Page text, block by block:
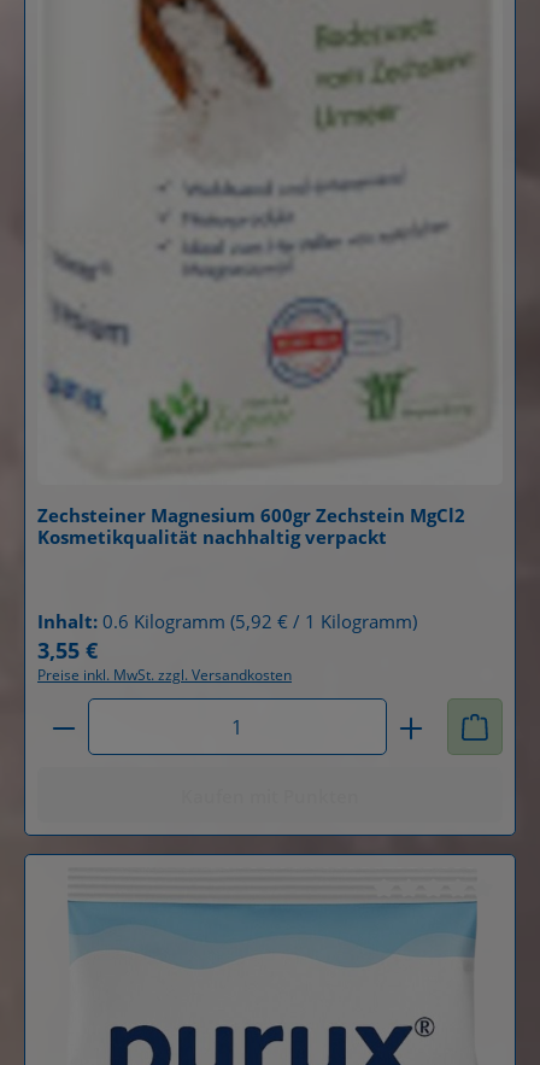
Details
Zechsteiner Magnesium 600gr Zechstein MgCl2
Kosmetikqualität nachhaltig verpackt
Inhalt:0.6 Kilogramm(5,92 € / 1 Kilogramm)
Regulärer Preis:
3,55 €
Preise inkl. MwSt. zzgl. Versandkosten
Produkt Anzahl: Gib den gewünschten Wert